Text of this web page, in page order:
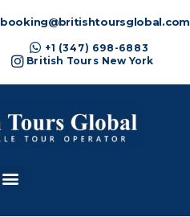
booking@britishtoursglobal.com
+1 (347) 698-6883
British Tours New York